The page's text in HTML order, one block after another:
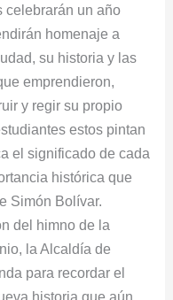
celebrarán un año
homenaje a
su historia y las
emprendieron,
y regir su propio
estos pintan
el significado de cada
histórica que
Simón Bolívar.
del himno de la
la Alcaldía de
para recordar el
historia que aún